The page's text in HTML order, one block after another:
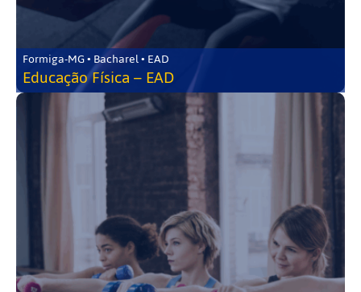
Formiga-MG • Bacharel • EAD
Educação Física – EAD